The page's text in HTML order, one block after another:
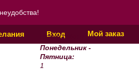
Вход Мой заказ
График работы:
Понедельник -
Пятница:
1